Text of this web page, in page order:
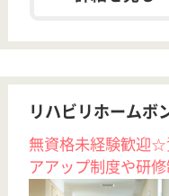
詳細を見る
ソノラス・コート三鷹
ハイクラスの有料老人ホーム